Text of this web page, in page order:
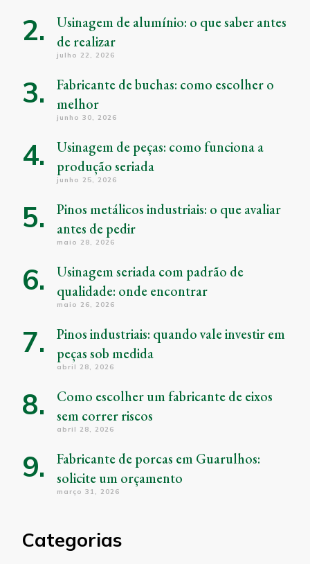
Usinagem de alumínio: o que saber antes
de realizar
julho 22, 2026
Fabricante de buchas: como escolher o
melhor
junho 30, 2026
Usinagem de peças: como funciona a
produção seriada
junho 25, 2026
Pinos metálicos industriais: o que avaliar
antes de pedir
maio 28, 2026
Usinagem seriada com padrão de
qualidade: onde encontrar
maio 26, 2026
Pinos industriais: quando vale investir em
peças sob medida
abril 28, 2026
Como escolher um fabricante de eixos
sem correr riscos
abril 28, 2026
Fabricante de porcas em Guarulhos:
solicite um orçamento
março 31, 2026
Categorias